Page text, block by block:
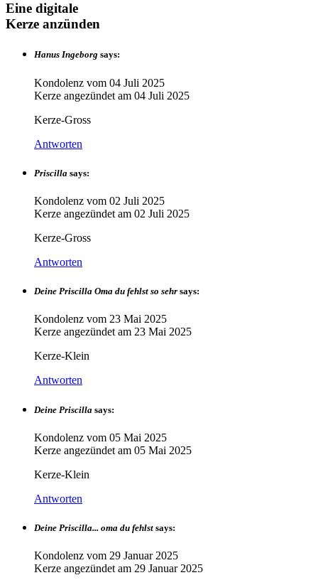
Eine digitale
Kerze anzünden
Hanus Ingeborg says:
Kondolenz vom 04 Juli 2025
Kerze angezündet am 04 Juli 2025
Kerze-Gross
Antworten
Priscilla says:
Kondolenz vom 02 Juli 2025
Kerze angezündet am 02 Juli 2025
Kerze-Gross
Antworten
Deine Priscilla Oma du fehlst so sehr says:
Kondolenz vom 23 Mai 2025
Kerze angezündet am 23 Mai 2025
Kerze-Klein
Antworten
Deine Priscilla says:
Kondolenz vom 05 Mai 2025
Kerze angezündet am 05 Mai 2025
Kerze-Klein
Antworten
Deine Priscilla... oma du fehlst says:
Kondolenz vom 29 Januar 2025
Kerze angezündet am 29 Januar 2025